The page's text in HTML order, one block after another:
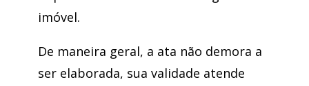
imóvel.
De maneira geral, a ata não demora a
ser elaborada, sua validade atende